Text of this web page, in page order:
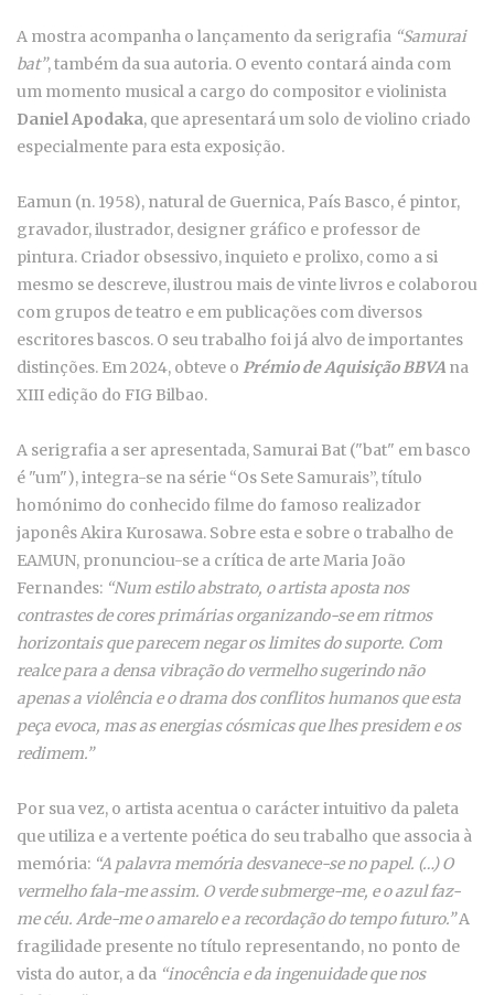
A mostra acompanha o lançamento da serigrafia “Samurai
bat”, também da sua autoria. O evento contará ainda com
um momento musical a cargo do compositor e violinista
Daniel Apodaka, que apresentará um solo de violino criado
especialmente para esta exposição.
Eamun (n. 1958), natural de Guernica, País Basco, é pintor,
gravador, ilustrador, designer gráfico e professor de
pintura. Criador obsessivo, inquieto e prolixo, como a si
mesmo se descreve, ilustrou mais de vinte livros e colaborou
com grupos de teatro e em publicações com diversos
escritores bascos. O seu trabalho foi já alvo de importantes
distinções. Em 2024, obteve o Prémio de Aquisição BBVA na
XIII edição do FIG Bilbao.
A serigrafia a ser apresentada, Samurai Bat ("bat" em basco
é "um"), integra-se na série “Os Sete Samurais”, título
homónimo do conhecido filme do famoso realizador
japonês Akira Kurosawa. Sobre esta e sobre o trabalho de
EAMUN, pronunciou-se a crítica de arte Maria João
Fernandes: “Num estilo abstrato, o artista aposta nos
contrastes de cores primárias organizando-se em ritmos
horizontais que parecem negar os limites do suporte. Com
realce para a densa vibração do vermelho sugerindo não
apenas a violência e o drama dos conflitos humanos que esta
peça evoca, mas as energias cósmicas que lhes presidem e os
redimem.”
Por sua vez, o artista acentua o carácter intuitivo da paleta
que utiliza e a vertente poética do seu trabalho que associa à
memória: “A palavra memória desvanece-se no papel. (…) O
vermelho fala-me assim. O verde submerge-me, e o azul faz-
me céu. Arde-me o amarelo e a recordação do tempo futuro.”A
fragilidade presente no título representando, no ponto de
vista do autor, a da “inocência e da ingenuidade que nos